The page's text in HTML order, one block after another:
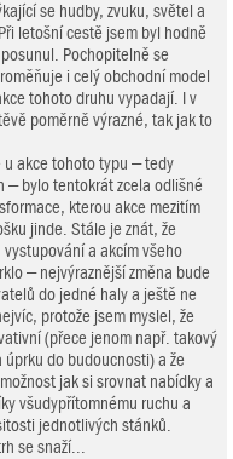
se hudby, zvuku, světel a
letošní cestě jsem byl hodně
Pochopitelně se
i celý obchodní model
tohoto druhu vypadají. I v
poměrně výrazné, tak jak to
u akce tohoto typu – tedy
– bylo tentokrát zcela odlišné
kterou akce mezitím
jinde. Stále je znát, že
a akcím všeho
– nejvýraznější změna bude
do jedné haly a ještě ne
protože jsem myslel, že
(přece jenom např. takový
do budoucnosti) a že
jak si srovnat nabídky a
všudypřítomnému ruchu a
jednotlivých stánků.
se snaží...